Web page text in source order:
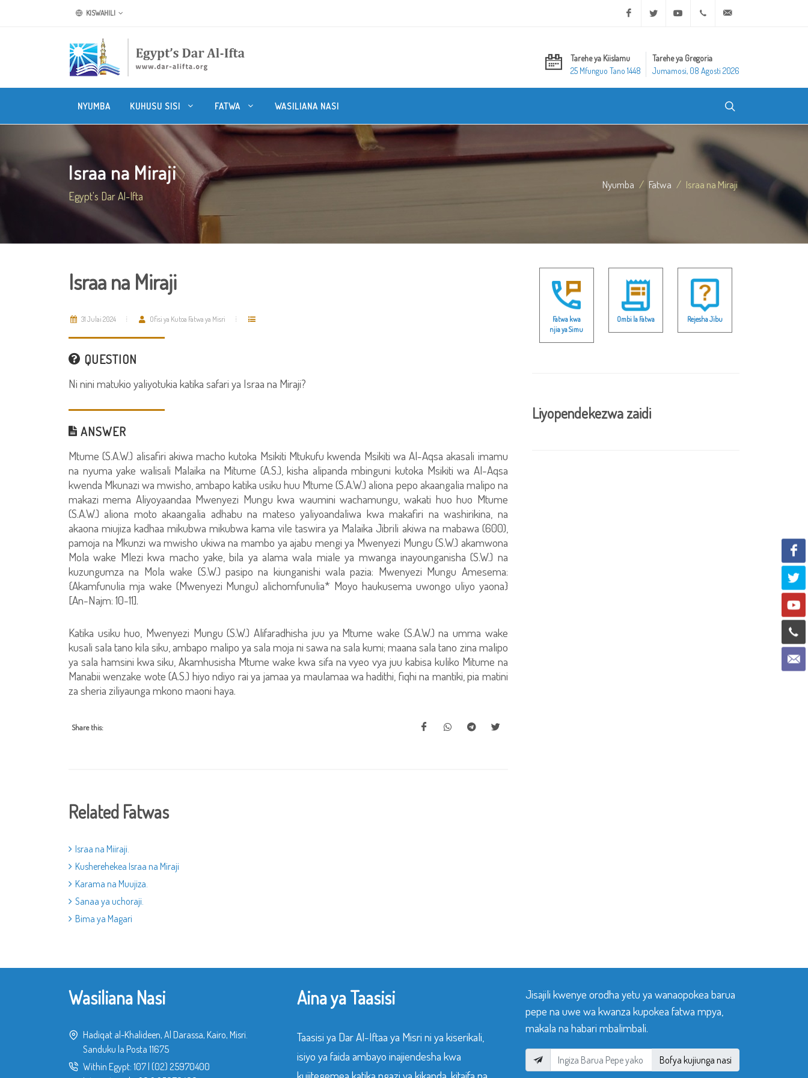
KISWAHILI Facebook Twitter Youtube +20 2 25970400
Tarehe ya Kiislamu
25 Mfunguo Tano 1448
Tarehe ya Gregoria
Jumamosi, 08 Agosti 2026
NYUMBA KUHUSU SISI FATWA WASILIANA NASI
Israa na Miraji
Egypt's Dar Al-Ifta
Nyumba Fatwa Israa na Miraji
Israa na Miraji
31 Julai 2024 Ofisi ya Kutoa Fatwa ya Misri
QUESTION
Ni nini matukio yaliyotukia katika safari ya Israa na Miraji?
ANSWER
Mtume (S.A.W.) alisafiri akiwa macho kutoka Msikiti Mtukufu kwenda Msikiti wa Al-Aqsa akasali imamu
na nyuma yake walisali Malaika na Mitume (A.S.), kisha alipanda mbinguni kutoka Msikiti wa Al-Aqsa
kwenda Mkunazi wa mwisho, ambapo katika usiku huu Mtume (S.A.W.) aliona pepo akaangalia malipo na
makazi mema Aliyoyaandaa Mwenyezi Mungu kwa waumini wachamungu, wakati huo huo Mtume
(S.A.W.) aliona moto akaangalia adhabu na mateso yaliyoandaliwa kwa makafiri na washirikina, na
akaona miujiza kadhaa mikubwa mikubwa kama vile taswira ya Malaika Jibrili akiwa na mabawa (600),
pamoja na Mkunzi wa mwisho ukiwa na mambo ya ajabu mengi ya Mwenyezi Mungu (S.W.) akamwona
Mola wake Mlezi kwa macho yake, bila ya alama wala miale ya mwanga inayounganisha (S.W.) na
kuzungumza na Mola wake (S.W.) pasipo na kiunganishi wala pazia: Mwenyezi Mungu Amesema:
{Akamfunulia mja wake (Mwenyezi Mungu) alichomfunulia* Moyo haukusema uwongo uliyo yaona}
[An-Najm: 10-11].
Katika usiku huo, Mwenyezi Mungu (S.W.) Alifaradhisha juu ya Mtume wake (S.A.W.) na umma wake
kusali sala tano kila siku, ambapo malipo ya sala moja ni sawa na sala kumi; maana sala tano zina malipo
ya sala hamsini kwa siku, Akamhusisha Mtume wake kwa sifa na vyeo vya juu kabisa kuliko Mitume na
Manabii wenzake wote (A.S.) hiyo ndiyo rai ya jamaa ya maulamaa wa hadithi, fiqhi na mantiki, pia matini
za sheria ziliyaunga mkono maoni haya.
Share this:
Related Fatwas
Israa na Miiraji.
Kusherehekea Israa na Miraji
Karama na Muujiza.
Sanaa ya uchoraji.
Bima ya Magari
Fatwa kwa
njia ya Simu
Ombi la Fatwa Rejesha Jibu
Liyopendekezwa zaidi
Wasiliana Nasi
Hadiqat al-Khalideen, Al Darassa, Kairo, Misri.
Sanduku la Posta 11675
Within Egypt: 107 (02) 25970400
Aina ya Taasisi
Taasisi ya Dar Al-Iftaa ya Misri ni ya kiserikali,
isiyo ya faida ambayo inajiendesha kwa
Jisajili kwenye orodha yetu ya wanaopokea barua
pepe na uwe wa kwanza kupokea fatwa mpya,
makala na habari mbalimbali.
Bofya kujiunga nasi